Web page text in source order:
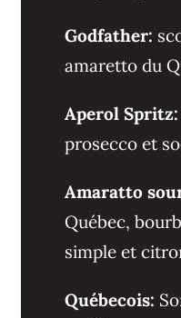
Godfather:
amaretto du
Aperol Spritz:
prosecco et
Amaratto
Québec,
simple et
Québecois: